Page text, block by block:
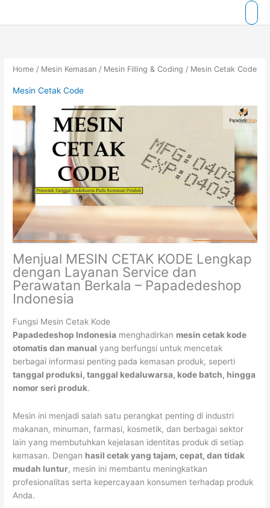
Home / Mesin Kemasan / Mesin Filling & Coding / Mesin Cetak Code
Mesin Cetak Code
Menjual MESIN CETAK KODE Lengkap
dengan Layanan Service dan
Perawatan Berkala – Papadedeshop
Indonesia
Fungsi Mesin Cetak Kode
Papadedeshop Indonesia menghadirkan mesin cetak kode
otomatis dan manual yang berfungsi untuk mencetak
berbagai informasi penting pada kemasan produk, seperti
tanggal produksi, tanggal kedaluwarsa, kode batch, hingga
nomor seri produk.
Mesin ini menjadi salah satu perangkat penting di industri
makanan, minuman, farmasi, kosmetik, dan berbagai sektor
lain yang membutuhkan kejelasan identitas produk di setiap
kemasan. Dengan hasil cetak yang tajam, cepat, dan tidak
mudah luntur, mesin ini membantu meningkatkan
profesionalitas serta kepercayaan konsumen terhadap produk
Anda.